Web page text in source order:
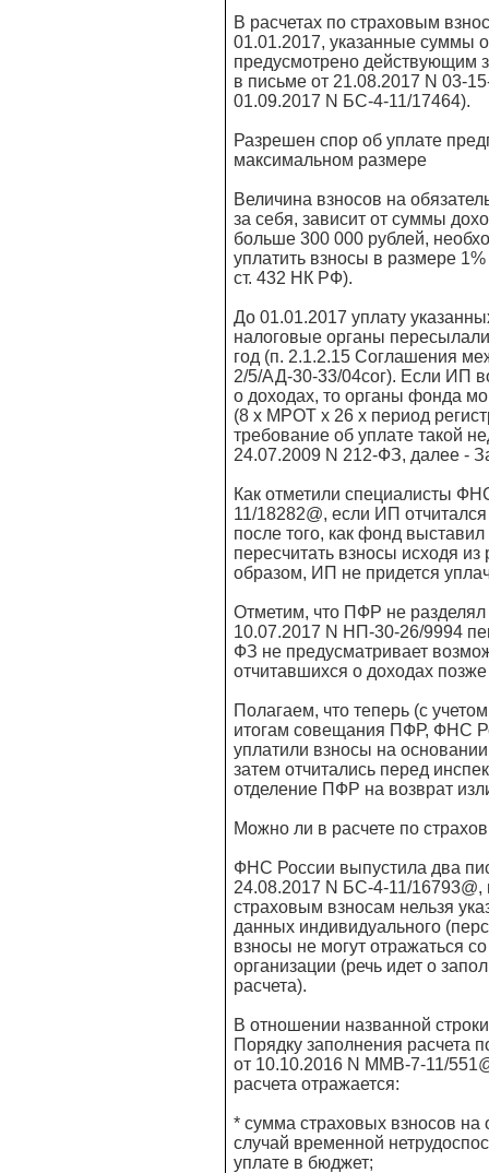
В расчетах по страховым
01.01.2017, указанные суммы
предусмотрено действующим
в письме от 21.08.2017 N 03-
01.09.2017 N БС-4-11/17464).
Разрешен спор об уплате
максимальном размере
Величина взносов на
за себя, зависит от суммы
больше 300 000 рублей,
уплатить взносы в размере
ст. 432 НК РФ).
До 01.01.2017 уплату
налоговые органы
год (п. 2.1.2.15 Соглашения
2/5/АД-30-33/04сог). Если ИП
о доходах, то органы фонда
(8 x МРОТ x 26 x период
требование об уплате такой
24.07.2009 N 212-ФЗ, далее -
Как отметили специалисты
11/18282@, если ИП
после того, как фонд
пересчитать взносы исходя
образом, ИП не придется
Отметим, что ПФР не разделял
10.07.2017 N НП-30-26/9994
ФЗ не предусматривает
отчитавшихся о доходах
Полагаем, что теперь (с
итогам совещания ПФР, ФНС
уплатили взносы на
затем отчитались перед
отделение ПФР на возврат
Можно ли в расчете по
ФНС России выпустила два
24.08.2017 N БС-4-11/16793@,
страховым взносам нельзя
данных индивидуального
взносы не могут отражаться
организации (речь идет о
расчета).
В отношении названной
Порядку заполнения расчета
от 10.10.2016 N ММВ-7-11/
расчета отражается:
* сумма страховых взносов на
случай временной
уплате в бюджет;